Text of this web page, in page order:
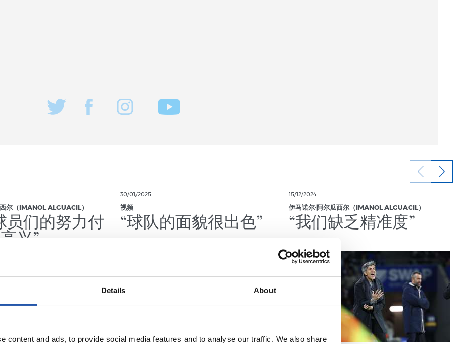
Details About
content and ads, to provide social media features and to analyse our traffic. We also share
尔（IMANOL ALGUACIL）
员们的努力付
兴”
30/01/2025
视频
“球队的面貌很出色”
15/12/2024
伊马诺尔·阿尔瓜西尔（IMANOL ALGUACIL）
“我们缺乏精准度”